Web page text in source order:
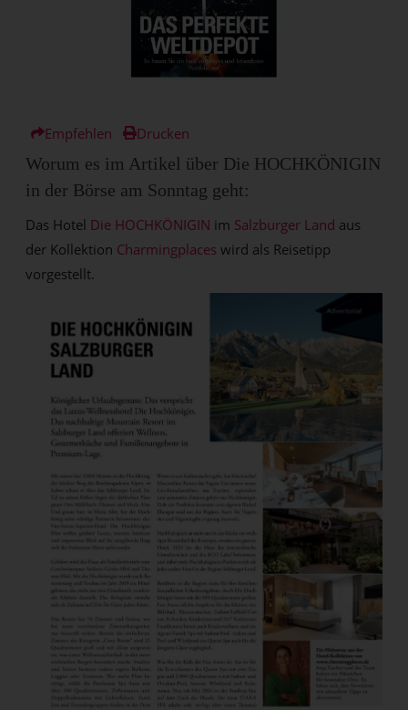
Empfehlen Drucken
Worum es im Artikel über Die HOCHKÖNIGIN
in der Börse am Sonntag geht:
Das Hotel Die HOCHKÖNIGIN im Salzburger Land aus
der Kollektion Charmingplaces wird als Reisetipp
vorgestellt.